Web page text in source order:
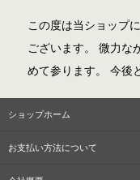
この度は当ショップ
ございます。 微力な
めて参ります。 今後
ショップホーム
お支払い方法について